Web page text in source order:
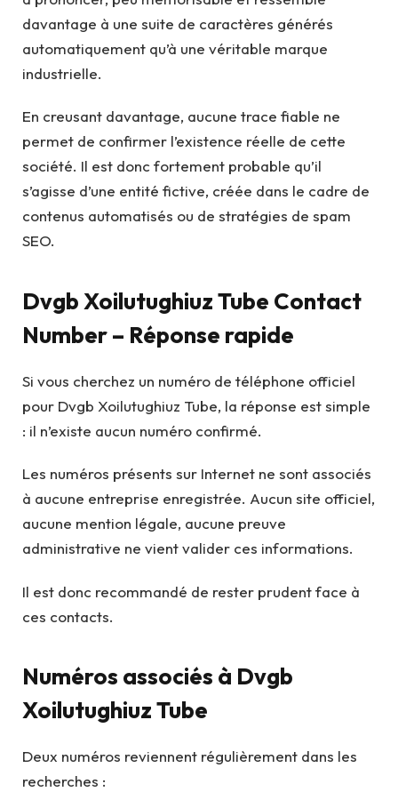
davantage à une suite de caractères générés
automatiquement qu’à une véritable marque
industrielle.
En creusant davantage, aucune trace fiable ne
permet de confirmer l’existence réelle de cette
société. Il est donc fortement probable qu’il
s’agisse d’une entité fictive, créée dans le cadre de
contenus automatisés ou de stratégies de spam
SEO.
Dvgb Xoilutughiuz Tube Contact
Number – Réponse rapide
Si vous cherchez un numéro de téléphone officiel
pour Dvgb Xoilutughiuz Tube, la réponse est simple
: il n’existe aucun numéro confirmé.
Les numéros présents sur Internet ne sont associés
à aucune entreprise enregistrée. Aucun site officiel,
aucune mention légale, aucune preuve
administrative ne vient valider ces informations.
Il est donc recommandé de rester prudent face à
ces contacts.
Numéros associés à Dvgb
Xoilutughiuz Tube
Deux numéros reviennent régulièrement dans les
recherches :